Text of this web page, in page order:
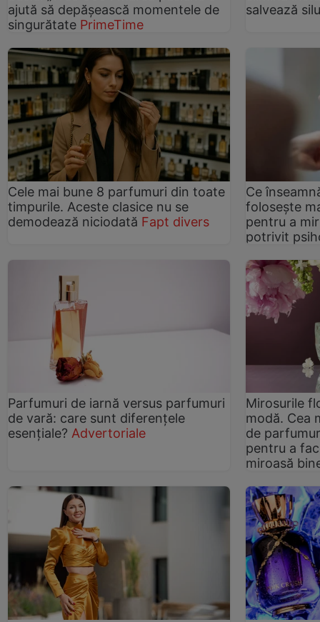
ajută să depășească momentele de
singurătate PrimeTime
salvează
Cele mai bune 8 parfumuri din toate
timpurile. Aceste clasice nu se
demodează niciodată Fapt divers
Ce
folosește
pentru a
potrivit
Parfumuri de iarnă versus parfumuri
de vară: care sunt diferențele
esențiale? Advertoriale
Mirosurile
modă. Cea
de
pentru a
miroasă